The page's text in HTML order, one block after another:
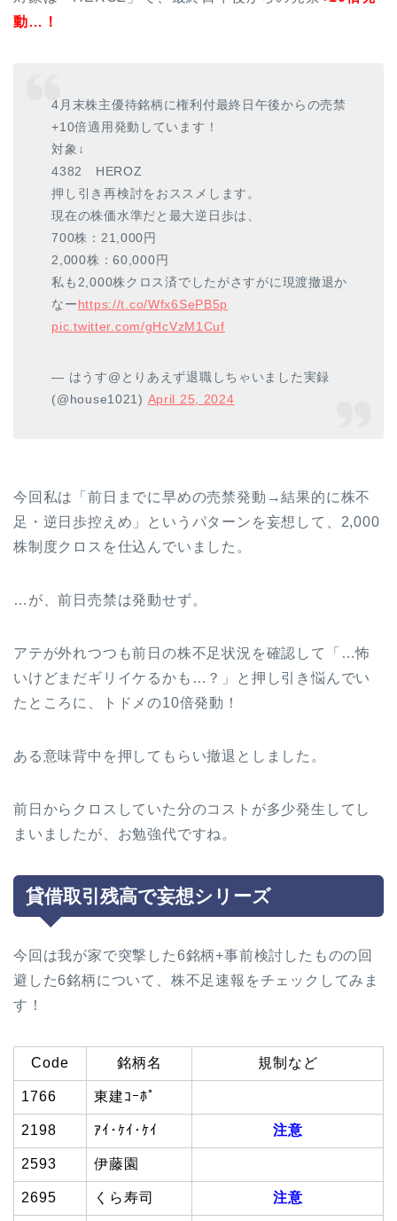
動…！
4月末株主優待銘柄に権利付最終日午後からの売禁
+10倍適用発動しています！
対象↓
4382 HEROZ
押し引き再検討をおススメします。
現在の株価水準だと最大逆日歩は、
700株：21,000円
2,000株：60,000円
私も2,000株クロス済でしたがさすがに現渡撤退か
なーhttps://t.co/Wfx6SePB5p
pic.twitter.com/gHcVzM1Cuf
— はうす@とりあえず退職しちゃいました実録
(@house1021) April 25, 2024
今回私は「前日までに早めの売禁発動→結果的に株不
足・逆日歩控えめ」というパターンを妄想して、2,000
株制度クロスを仕込んでいました。
…が、前日売禁は発動せず。
アテが外れつつも前日の株不足状況を確認して「…怖
いけどまだギリイケるかも…？」と押し引き悩んでい
たところに、トドメの10倍発動！
ある意味背中を押してもらい撤退としました。
前日からクロスしていた分のコストが多少発生してし
まいましたが、お勉強代ですね。
貸借取引残高で妄想シリーズ
今回は我が家で突撃した6銘柄+事前検討したものの回
避した6銘柄について、株不足速報をチェックしてみま
す！
Code 銘柄名 規制など
1766 東建ｺｰﾎﾟ
2198 ｱｲ･ｹｲ･ｹｲ 注意
2593 伊藤園
2695 くら寿司 注意